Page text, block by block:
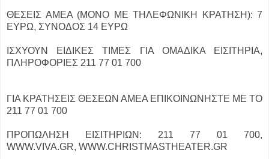
ΘΕΣΕΙΣ ΑΜΕΑ (ΜΟΝΟ ΜΕ ΤΗΛΕΦΩΝΙΚΗ ΚΡΑΤΗΣΗ): 7
ΕΥΡΩ, ΣΥΝΟΔΟΣ 14 ΕΥΡΩ
ΙΣΧΥΟΥΝ ΕΙΔΙΚΕΣ ΤΙΜΕΣ ΓΙΑ ΟΜΑΔΙΚΑ ΕΙΣΙΤΗΡΙΑ,
ΠΛΗΡΟΦΟΡΙΕΣ 211 77 01 700
ΓΙΑ ΚΡΑΤΗΣΕΙΣ ΘΕΣΕΩΝ ΑΜΕΑ ΕΠΙΚΟΙΝΩΝΗΣΤΕ ΜΕ ΤΟ
211 77 01 700
ΠΡΟΠΩΛΗΣΗ ΕΙΣΙΤΗΡΙΩΝ: 211 77 01 700,
WWW.VIVA.GR, WWW.CHRISTMASTHEATER.GR